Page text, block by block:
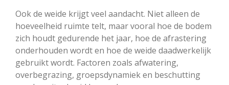
Ook de weide krijgt veel aandacht. Niet alleen de
hoeveelheid ruimte telt, maar vooral hoe de bodem
zich houdt gedurende het jaar, hoe de afrastering
onderhouden wordt en hoe de weide daadwerkelijk
gebruikt wordt. Factoren zoals afwatering,
overbegrazing, groepsdynamiek en beschutting